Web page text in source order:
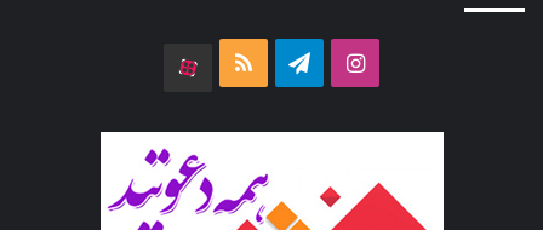
اینستاگرامتلگرام خوراک